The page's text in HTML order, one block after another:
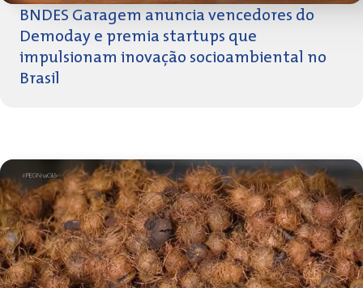
BNDES Garagem anuncia vencedores do
Demoday e premia startups que
impulsionam inovação socioambiental no
Brasil